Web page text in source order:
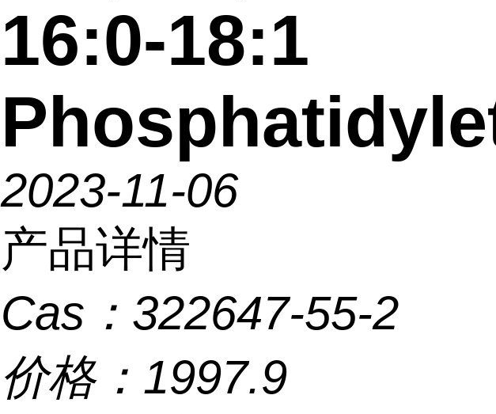
16:0-18:1
2023-11-06
产品详情
Cas： 322647-55-2
价格： 1997.9